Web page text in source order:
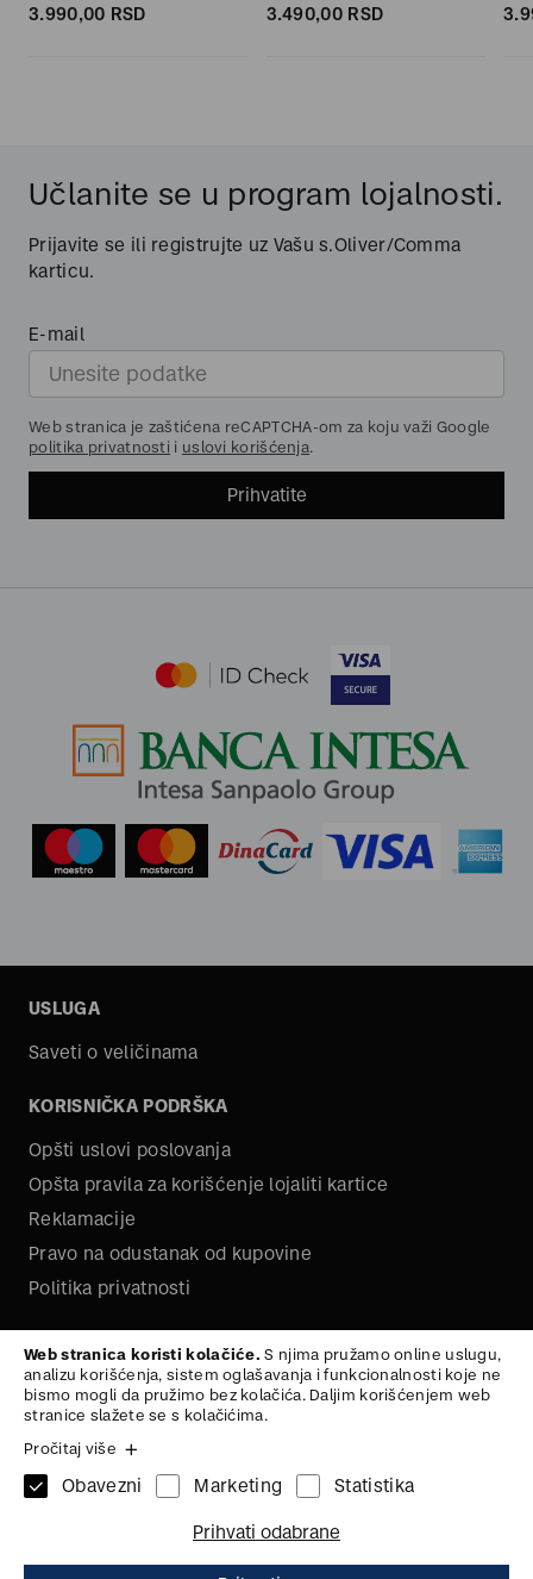
1.295,00RSD
3.990,00 RSD 3.490,00 RSD
Učlanite se u program lojalnosti.
Prijavite se ili registrujte uz Vašu s.Oliver/Comma
karticu.
E-mail
Web stranica je zaštićena reCAPTCHA-om za koju važi Google
politika privatnosti i uslovi korišćenja.
Prihvatite
USLUGA
Saveti o veličinama
KORISNIČKA PODRŠKA
Opšti uslovi poslovanja
Opšta pravila za korišćenje lojaliti kartice
Reklamacije
Pravo na odustanak od kupovine
Politika privatnosti
Kariera
ZAŠTITA PODATAKA
Web stranica koristi kolačiće. S njima pružamo online uslugu,
analizu korišćenja, sistem oglašavanja i funkcionalnosti koje ne
bismo mogli da pružimo bez kolačića. Daljim korišćenjem web
stranice slažete se s kolačićima.
Pročitaj više
Obavezni Marketing Statistika
Prihvati odabrane